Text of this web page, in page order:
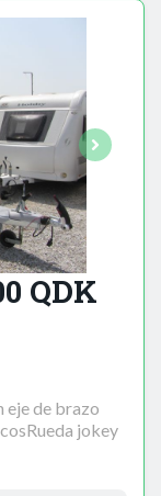
QDK
eje de brazo
jokey